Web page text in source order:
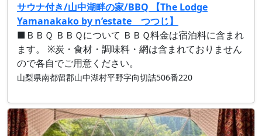
サウナ付き/山中湖畔の家/BBQ 【The Lodge
Yamanakako by n’estate つつじ】
■ＢＢＱ ＢＢＱについて ＢＢＱ料金は宿泊料に含まれ
ます。 ※炭・食材・調味料・網は含まれておりません
ので各自でご用意ください。
山梨県南都留郡山中湖村平野字向切詰506番220